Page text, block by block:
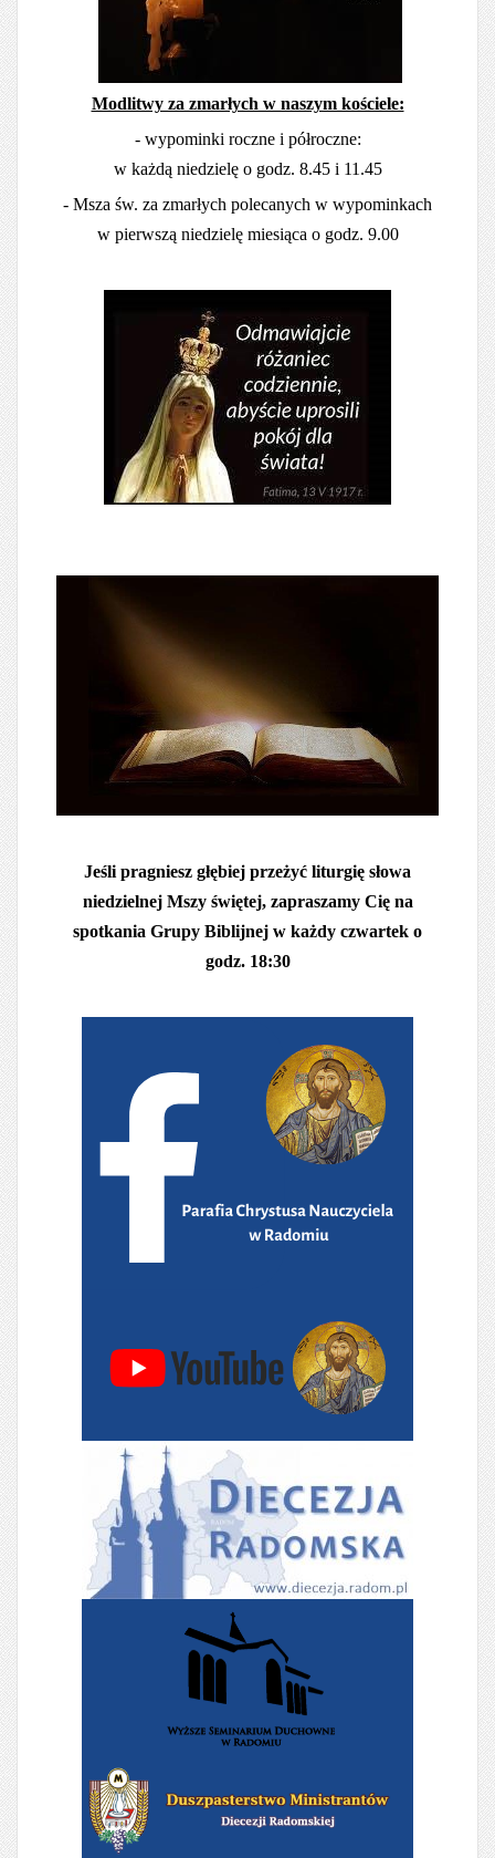
Modlitwy za zmarłych w naszym kościele:
- wypominki roczne i półroczne:
w każdą niedzielę o godz. 8.45 i 11.45
- Msza św. za zmarłych polecanych w wypominkach
w pierwszą niedzielę miesiąca o godz. 9.00
Jeśli pragniesz głębiej przeżyć liturgię słowa
niedzielnej Mszy świętej, zapraszamy Cię na
spotkania Grupy Biblijnej w każdy czwartek o
godz. 18:30